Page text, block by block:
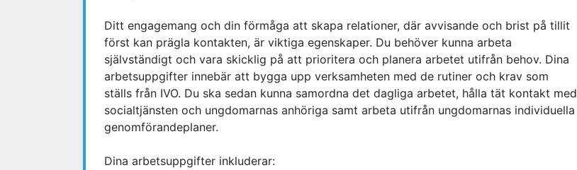
Ditt engagemang och din förmåga att skapa relationer, där avvisande och brist på tillit
först kan prägla kontakten, är viktiga egenskaper. Du behöver kunna arbeta
självständigt och vara skicklig på att prioritera och planera arbetet utifrån behov. Dina
arbetsuppgifter innebär att bygga upp verksamheten med de rutiner och krav som
ställs från IVO. Du ska sedan kunna samordna det dagliga arbetet, hålla tät kontakt med
socialtjänsten och ungdomarnas anhöriga samt arbeta utifrån ungdomarnas individuella
genomförandeplaner.
Dina arbetsuppgifter inkluderar: